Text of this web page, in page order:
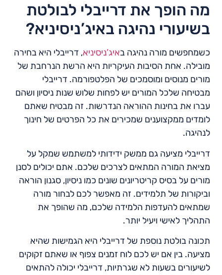
מה הופך את דרייבלי לבולטת
בשיעורי נהיגה באיג’ניסיניא?
כשמחפשים מורה נהיגה באיג’ניסיניא, דרייבלי היא בחירה
מובילה. אחת הסיבות העיקריות היא הרשת הנרחבת של
מורים מנוסים ומוסמכים של הפלטפורמה. דרייבלי
מבטיחה שלכל המורים יש לפחות שלוש שנות ניסיון ושהם
עברו את בחינות ההוראה הנדרשות. זה מבטיח שאתם
לומדים ממקצוענים שמכירים את כל הפרטים של חינוך
לנהיגה.
דרייבלי מציעה גם ממשק ידידותי למשתמש שמקל על
מציאת המורה המתאים לצרכים שלכם. אתם יכולים לסנן
מורים על בסיס קריטריונים שונים כמו ניסיון, סגנון הוראה
וביקורות של תלמידים. זה מאפשר לכם לבחור מורה
שמתאים להעדפות הלמידה שלכם, מה שהופך את
התהליך לאישי ויעיל יותר.
תכונה בולטת נוספת של דרייבלי היא הגמישות שהיא
מציעה. בין אם יש לכם לוח זמנים צפוף או שאתם זקוקים
לשיעורים בשעות לא שגרתיות, דרייבלי יכולה להתאים